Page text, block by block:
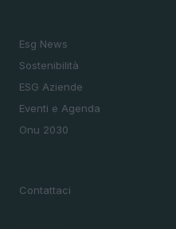
Esg News
Sostenibilità
ESG Aziende
Eventi e Agenda
Onu 2030
Contattaci